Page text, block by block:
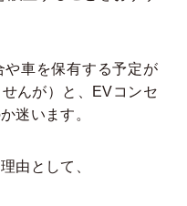
や車を保有する予定が
んが）と、EVコンセ
迷います。
由として、